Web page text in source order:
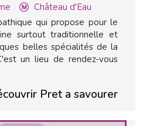
Château d'Eau
qui propose pour le
surtout traditionnelle et
belles spécialités de la
un lieu de rendez-vous
Pret a savourer